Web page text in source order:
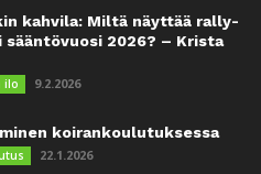
kahvila: Miltä näyttää rally-
sääntövuosi 2026? – Krista
ilo 9.2.2026
koirankoulutuksessa
22.1.2026